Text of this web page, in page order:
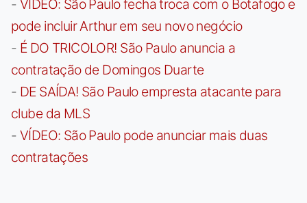
- VÍDEO: São Paulo fecha troca com o Botafogo e
pode incluir Arthur em seu novo negócio
- É DO TRICOLOR! São Paulo anuncia a
contratação de Domingos Duarte
- DE SAÍDA! São Paulo empresta atacante para
clube da MLS
- VÍDEO: São Paulo pode anunciar mais duas
contratações